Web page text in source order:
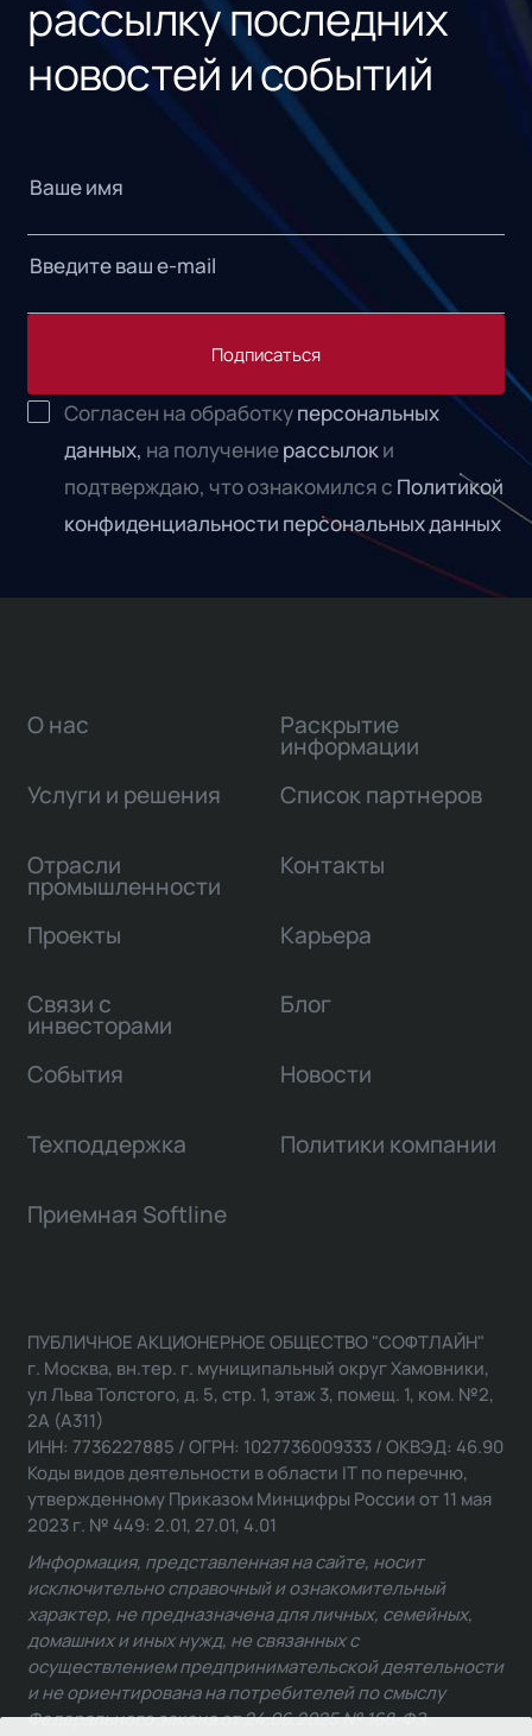
рассылку последних
новостей и событий
Подписаться
Согласен на обработкуперсональных
данных, на получениерассылоки
подтверждаю, что ознакомился с Политикой
конфиденциальности персональных данных
О нас
Услуги и решения
Отрасли
промышленности
Проекты
Связи с
инвесторами
Раскрытие
информации
Список партнеров
Контакты
Карьера
Блог
События Новости
Техподдержка Политики компании
Приемная Softline
ПУБЛИЧНОЕ АКЦИОНЕРНОЕ ОБЩЕСТВО "СОФТЛАЙН"
г. Москва, вн.тер. г. муниципальный округ Хамовники,
ул Льва Толстого, д. 5, стр. 1, этаж 3, помещ. 1, ком. №2,
2А (А311)
ИНН: 7736227885 / ОГРН: 1027736009333 / ОКВЭД: 46.90
Коды видов деятельности в области IT по перечню,
утвержденному Приказом Минцифры России от 11 мая
2023 г. № 449: 2.01, 27.01, 4.01
Информация, представленная на сайте, носит
исключительно справочный и ознакомительный
характер, не предназначена для личных, семейных,
домашних и иных нужд, не связанных с
осуществлением предпринимательской деятельности
и не ориентирована на потребителей по смыслу
Федерального закона от 24.06.2025 № 168-ФЗ.